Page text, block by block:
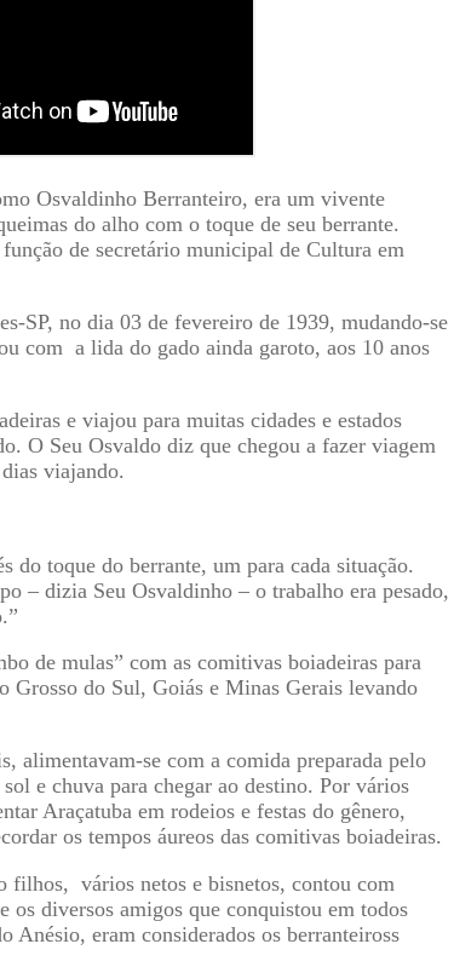
Osvaldinho Berranteiro, era um vivente
do alho com o toque de seu berrante.
de secretário municipal de Cultura em
SP, no dia 03 de fevereiro de 1939, mudando-se
com a lida do gado ainda garoto, aos 10 anos
e viajou para muitas cidades e estados
O Seu Osvaldo diz que chegou a fazer viagem
viajando.
do toque do berrante, um para cada situação.
– dizia Seu Osvaldinho – o trabalho era pesado,
de mulas” com as comitivas boiadeiras para
Grosso do Sul, Goiás e Minas Gerais levando
alimentavam-se com a comida preparada pelo
e chuva para chegar ao destino. Por vários
Araçatuba em rodeios e festas do gênero,
os tempos áureos das comitivas boiadeiras.
filhos, vários netos e bisnetos, contou com
os diversos amigos que conquistou em todos
Anésio, eram considerados os berranteiross